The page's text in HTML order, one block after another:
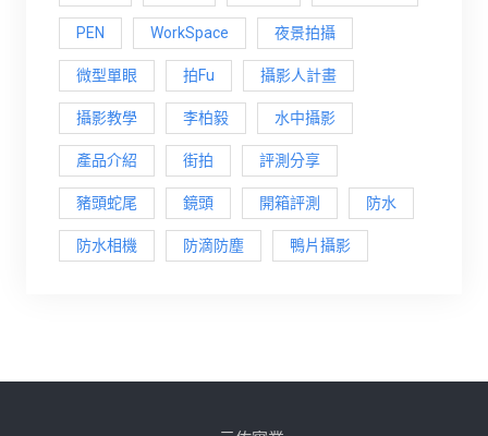
PEN WorkSpace 夜景拍攝
微型單眼 拍Fu 攝影人計畫
攝影教學 李柏毅 水中攝影
產品介紹 街拍 評測分享
豬頭蛇尾 鏡頭 開箱評測 防水
防水相機 防滴防塵 鴨片攝影